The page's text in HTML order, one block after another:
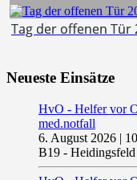
Tag der offenen Tür
Neueste Einsätze
HvO - Helfer vor
med.notfall
6. August 2026 |
B19 -